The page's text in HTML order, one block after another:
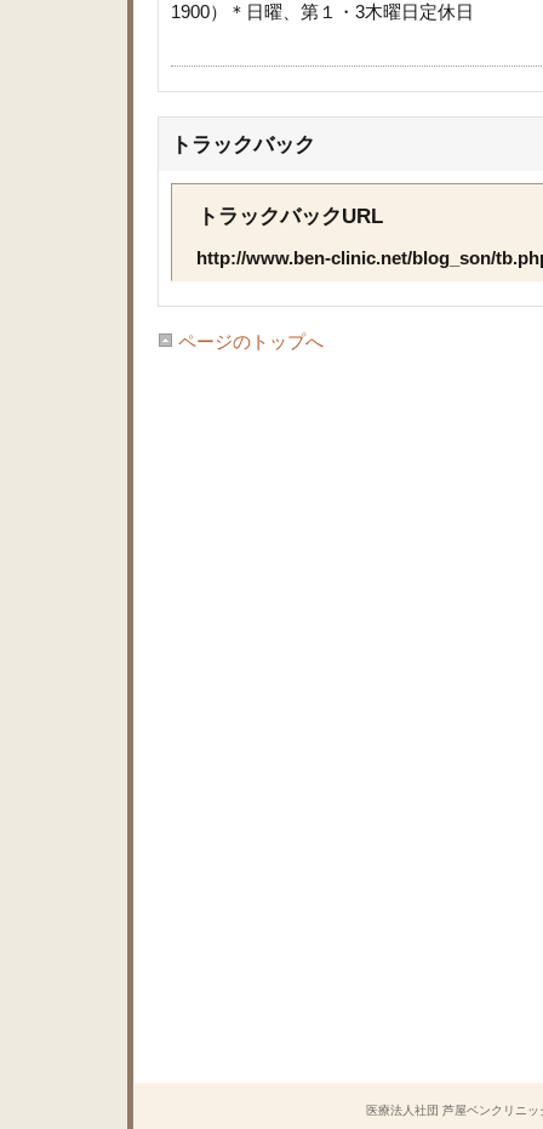
1900）＊日曜、第１・3木曜日定休日
トラックバック
トラックバックURL
http://www.ben-clinic.net/blog_son/
ページのトップへ
医療法人社団 芦屋ベンクリニ